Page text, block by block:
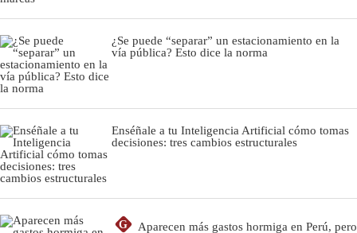
¿Se puede “separar” un estacionamiento en la
vía pública? Esto dice la norma
Enséñale a tu Inteligencia Artificial cómo tomas
decisiones: tres cambios estructurales
G
Aparecen más gastos hormiga en Perú, pero